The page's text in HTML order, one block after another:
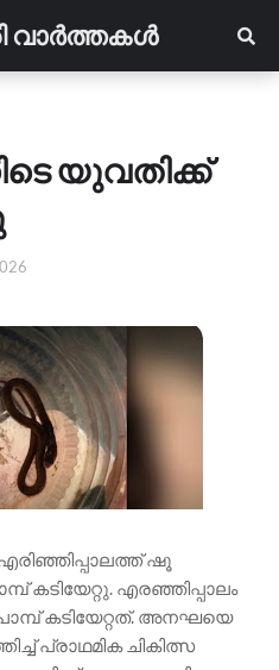
വാർത്തകൾ
യുവതിക്ക്
ഷൂ
കടിയേറ്റു. എരഞ്ഞിപ്പാലം
കടിയേറ്റത്. അനഘയെ
പ്രാഥമിക ചികിത്സ